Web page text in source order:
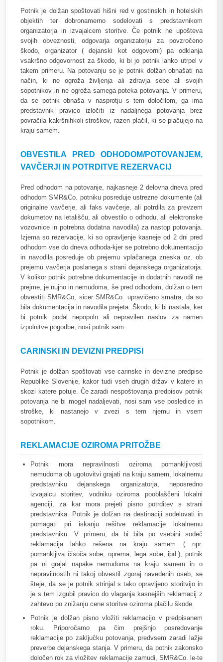
Potnik je dolžan spoštovati hišni red v gostinskih in hotelskih
objektih ter dobronamerno sodelovati s predstavnikom
organizatorja in izvajalcem storitve. Če potnik ne upošteva
svojih obveznosti, odgovarja organizatorju za povzročeno
škodo, organizator ( dejanski kot odgovorni) pa odklanja
vsakršno odgovornost za škodo, ki bi jo potnik lahko utrpel v
takem primeru. Na potovanju se je potnik dolžan obnašati na
način, ki ne ogroža življenja ali zdravja sebe ali svojih
sopotnikov in ne ogroža samega poteka potovanja. V primeru,
da se potnik obnaša v nasprotju s tem določilom, ga ima
predstavnik pravico izločiti iz nadaljnega potovanja brez
povračila kakršnihkoli stroškov, razen plačil, ki se plačujejo na
kraju samem.
OBVESTILA PRED ODHODOM/POTOVANJEM,
VAVČERJI IN POTRDITVE REZERVACIJ
Pred odhodom na potovanje, najkasneje 2 delovna dneva pred
odhodom SMR&Co. potniku posreduje ustrezne dokumente (ali
originalne vavčerje, ali faks vavčerje, ali potrdila za prevzem
dokumetov na letališču, ali obvestilo o odhodu, ali elektronske
vozovnice in potrebna dodatna navodila) za nastop potovanja.
Izjema so rezervacije, ki so opravljenje kasneje od 2 dni pred
odhodom vse do dneva odhoda-kjer se potrebno dokumentacijo
in navodila posreduje ob prejemu vplačanega zneska oz. ob
prejemu vavčerja poslanega s strani dejanskega organizatorja.
V kolikor potnik potrebne dokumentacije in dodatnih navodil ne
prejme, je nujno in nemudoma, še pred odhodom, dolžan o tem
obvestiti SMR&Co, sicer SMR&Co. upravičeno smatra, da so
bila dokumentacija in navodila prejeta. Škodo, ki bi nastala, ker
bi potnik podal nepopoln ali nepravilen naslov za namen
izpolnitve pogodbe, nosi potnik sam.
CARINSKI IN DEVIZNI PREDPISI
Potnik je dolžan spoštovati vse carinske in devizne predpise
Republike Slovenije, kakor tudi vseh drugih držav v katere in
skozi katere potuje. Če zaradi nespoštovanja predpisov potnik
potovanja ne bi mogel nadaljevati, nosi sam vse posledice in
stroške, ki nastanejo v zvezi s tem njemu in vsem
sopotnikom.
REKLAMACIJE OZIROMA PRITOŽBE
Potnik mora nepravilnosti oziroma pomankljivosti
nemudoma ob ugotovitvi grajati na kraju samem, lokalnemu
predstavniku dejanskega organizatorja, neposredno
izvajalcu storitev, vodniku oziroma pooblaščeni lokalni
agenciji, za kar mora prejeti pisno potrditev s strani
predstavnika. Potnik je dolžan na destinaciji sodelovati in
pomagati pri iskanju rešitve reklamacije lokalnemu
predstavniku. V primeru, da bi bila po vsebini sodeč
reklamacija lahko rešena na kraju samem ( npr.
pomankljiva čisoča sobe, oprema, lega sobe, ipd.), potnik
pa ni grajal napake nemudoma na kraju samem in o
nepravilnostih ni takoj obvestil zgoraj navedenih oseb, se
šteje, da se je potnik strinjal s tako opravljeno storitvijo in
je s tem izgubil pravico do vlaganja kasnejših reklamacij z
zahtevo po znižanju cene storitve oziroma plačilu škode.
Potnik je dolžan pisno vložiti reklamacijo v predpisanem
roku. Priporočamo pa čim prejšnjo posredovanje
reklamacije po zaključku potovanja, predvsem zaradi lažje
preverbe dejanskega stanja. V primeru, da potnik zakonsko
določen rok za vložitev reklamacije zamudi, SMR&Co. le-te